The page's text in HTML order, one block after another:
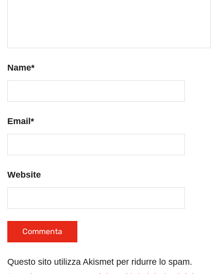
Name*
Email*
Website
Questo sito utilizza Akismet per ridurre lo spam.